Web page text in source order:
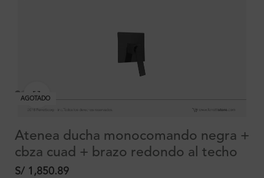
AGOTADO
Clic para ampliar
Atenea ducha monocomando negra +
cbza cuad + brazo redondo al techo
S/ 1,850.89